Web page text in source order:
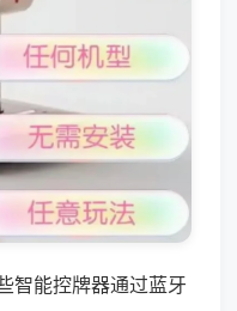
智能控牌器通过蓝牙